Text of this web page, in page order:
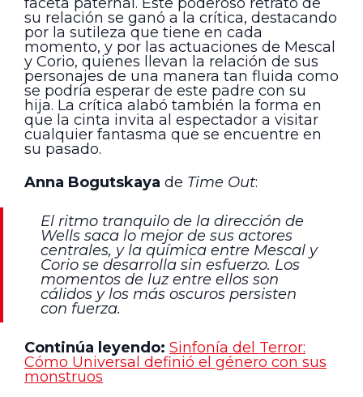
su relación se ganó a la crítica, destacando
por la sutileza que tiene en cada
momento, y por las actuaciones de Mescal
y Corio, quienes llevan la relación de sus
personajes de una manera tan fluida como
se podría esperar de este padre con su
hija. La crítica alabó también la forma en
que la cinta invita al espectador a visitar
cualquier fantasma que se encuentre en
su pasado.
Anna Bogutskaya de Time Out:
El ritmo tranquilo de la dirección de
Wells saca lo mejor de sus actores
centrales, y la química entre Mescal y
Corio se desarrolla sin esfuerzo. Los
momentos de luz entre ellos son
cálidos y los más oscuros persisten
con fuerza.
Continúa leyendo: Sinfonía del Terror:
Cómo Universal definió el género con sus
monstruos